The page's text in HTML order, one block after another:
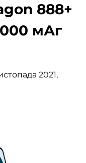
888+
мАг
2021,